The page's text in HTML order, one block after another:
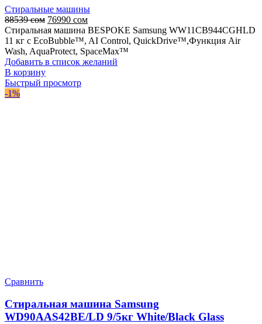
Стиральные машины
88539сом Первоначальная
цена
составляла
88539 сом.
76990 сомТекущая
цена:
76990 сом.
Стиральная машина BESPOKE Samsung WW11CB944CGHLD
11 кг с EcoBubble™, AI Control, QuickDrive™,Функция Air
Wash, AquaProtect, SpaceMax™
Добавить в список желаний
В корзину
Быстрый просмотр
-1%
Сравнить
Стиральная машина Samsung
WD90AAS42BE/LD 9/5кг White/Black Glass